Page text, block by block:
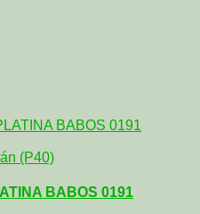
(P40)
BABOS 0191